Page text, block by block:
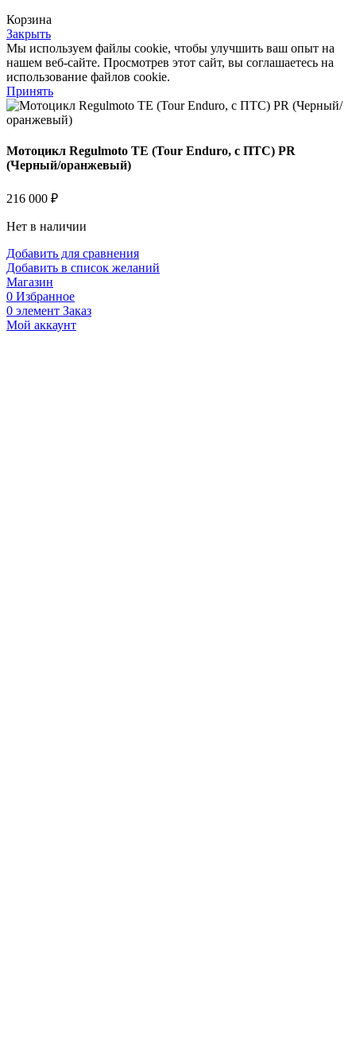
Корзина
Закрыть
Мы используем файлы cookie, чтобы улучшить ваш опыт на
нашем веб-сайте. Просмотрев этот сайт, вы соглашаетесь на
использование файлов cookie.
Принять
Мотоцикл Regulmoto TE (Tour Enduro, с ПТС) PR
(Черный/оранжевый)
216 000 ₽
Нет в наличии
Добавить для сравнения
Добавить в список желаний
Магазин
0 Избранное
0 элемент Заказ
Мой аккаунт